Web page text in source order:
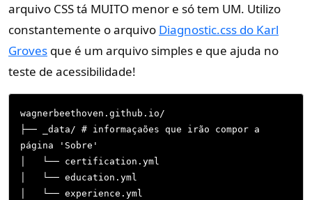
arquivo CSS tá MUITO menor e só tem UM. Utilizo
constantemente o arquivo Diagnostic.css do Karl
Groves que é um arquivo simples e que ajuda no
teste de acessibilidade!
wagnerbeethoven.github.io/
├── _data/ # informaçaões que irão compor a
página 'Sobre'
│   └── certification.yml
│   └── education.yml
│   └── experience.yml